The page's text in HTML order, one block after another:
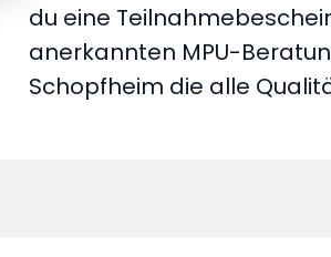
du eine
anerkannten MPU-
Schopfheim die alle